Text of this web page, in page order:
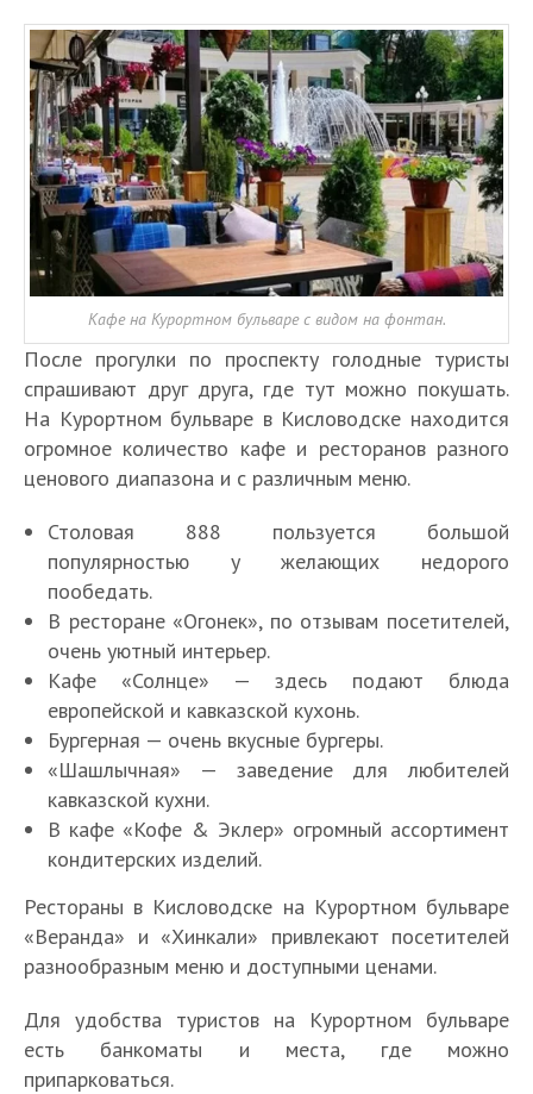
Кафе на Курортном бульваре с видом на фонтан.
После прогулки по проспекту голодные туристы
спрашивают друг друга, где тут можно покушать.
На Курортном бульваре в Кисловодске находится
огромное количество кафе и ресторанов разного
ценового диапазона и с различным меню.
Столовая 888 пользуется большой
популярностью у желающих недорого
пообедать.
В ресторане «Огонек», по отзывам посетителей,
очень уютный интерьер.
Кафе «Солнце» — здесь подают блюда
европейской и кавказской кухонь.
Бургерная — очень вкусные бургеры.
«Шашлычная» — заведение для любителей
кавказской кухни.
В кафе «Кофе & Эклер» огромный ассортимент
кондитерских изделий.
Рестораны в Кисловодске на Курортном бульваре
«Веранда» и «Хинкали» привлекают посетителей
разнообразным меню и доступными ценами.
Для удобства туристов на Курортном бульваре
есть банкоматы и места, где можно
припарковаться.